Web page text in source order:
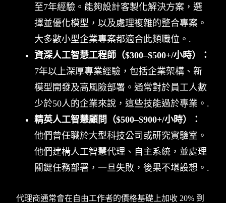
至7年經驗。能夠設計客製化解決方案，選
擇並優化模型，以及處理複雜的整合專案。
大多數小型企業專案都適合此類職位。.
資深人工智慧工程師（$300–$500+/小時）：
7年以上深厚專業經驗，包括企業架構、新
模型開發及高風險部署。通常對於員工人數
少於50人的企業來說，這些技能過於專業。.
精英人工智慧顧問（$500–$900+/小時）：
他們曾任職於大型科技公司或研究實驗室。
他們建構人工智慧代理、自主系統，並處理
關鍵任務部署，一旦失敗，後果不堪設想。.
代理商通常會在自由工作者的價格基礎上加收 20% 到